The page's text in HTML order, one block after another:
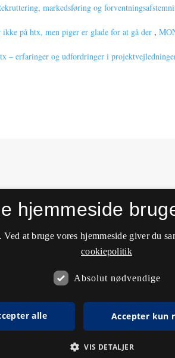
markedsføring og
på htx, men piger er glade for at gå der ,
– erfaringer og udfordringer i
hjemmeside
at bruge vores hjemmeside giver du
cookiepolitik
Absolut nødvendige
alle Accepter kun
VIS DETALJER